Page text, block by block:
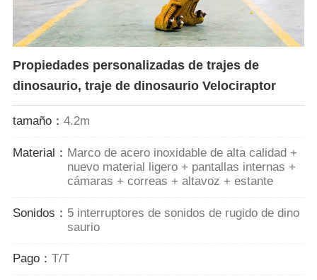
Propiedades personalizadas de trajes de
dinosaurio, traje de dinosaurio Velociraptor
tamaño： 4.2m
Material： Marco de acero inoxidable de alta calidad +
nuevo material ligero + pantallas internas +
cámaras + correas + altavoz + estante
Sonidos： 5 interruptores de sonidos de rugido de dino
saurio
Pago： T/T